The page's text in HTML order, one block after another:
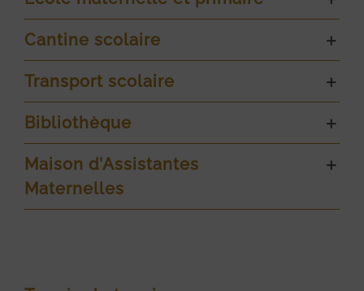
Cantine scolaire
Transport scolaire
Bibliothèque
Maison d’Assistantes
Maternelles